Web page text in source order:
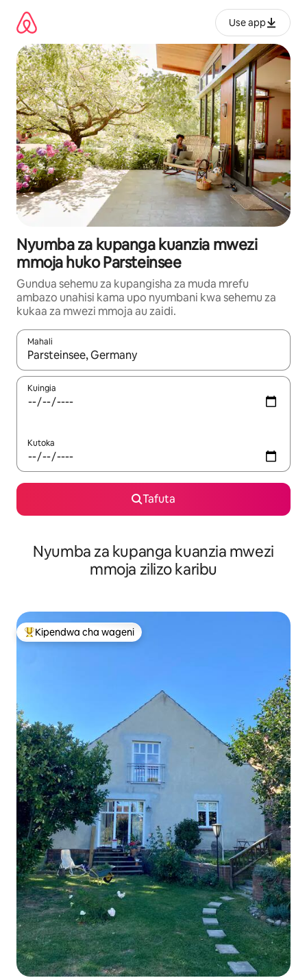
kwenda
kwenye
maudhui
Use app
Nyumba za kupanga kuanzia mwezi
mmoja huko Parsteinsee
Gundua sehemu za kupangisha za muda mrefu
ambazo unahisi kama upo nyumbani kwa sehemu za
kukaa za mwezi mmoja au zaidi.
Mahali
Wakati matokeo yanapatikana, vinjari kwa kutumia vitufe vya
Kuingia
Kutoka
Tafuta
Nyumba za kupanga kuanzia mwezi
mmoja zilizo karibu
Kipendwa maarufu cha wageni
Kipendwa cha wageni